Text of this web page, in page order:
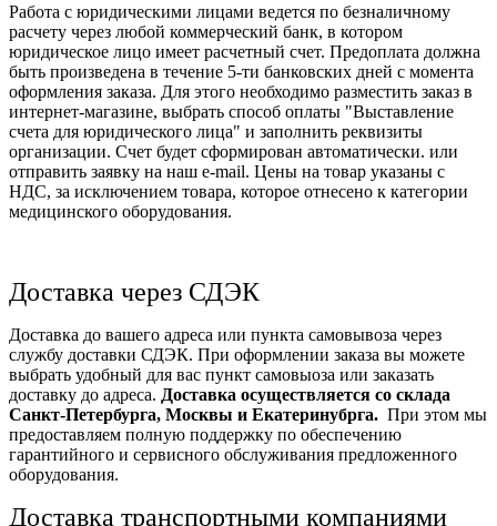
Работа с юридическими лицами ведется по безналичному
расчету через любой коммерческий банк, в котором
юридическое лицо имеет расчетный счет. Предоплата должна
быть произведена в течение 5-ти банковских дней с момента
оформления заказа. Для этого необходимо разместить заказ в
интернет-магазине, выбрать способ оплаты "Выставление
счета для юридического лица" и заполнить реквизиты
организации. Счет будет сформирован автоматически. или
отправить заявку на наш e-mail. Цены на товар указаны с
НДС, за исключением товара, которое отнесено к категории
медицинского оборудования.
Доставка через СДЭК
Доставка до вашего адреса или пункта самовывоза через
службу доставки СДЭК. При оформлении заказа вы можете
выбрать удобный для вас пункт самовыоза или заказать
доставку до адреса. Доставка осуществляется со склада
Санкт-Петербурга, Москвы и Екатеринубрга. При этом мы
предоставляем полную поддержку по обеспечению
гарантийного и сервисного обслуживания предложенного
оборудования.
Доставка транспортными компаниями